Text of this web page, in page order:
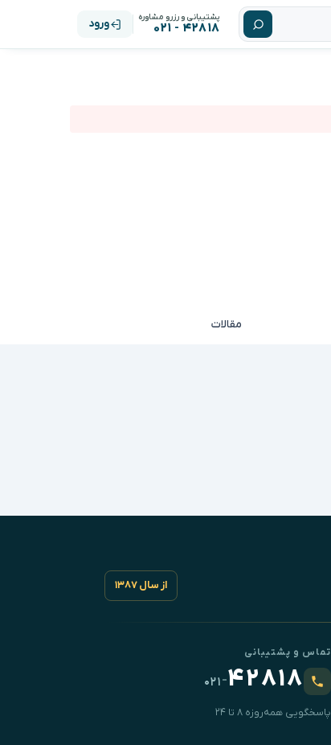
پشتیبانی و رزرو مشاوره
۴۲۸۱۸ - ۰۲۱ ورود
مقالات
از سال ۱۳۸۷
تماس و پشتیبانی
۴۲۸۱۸-۰۲۱
پاسخگویی همه‌روزه ۸ تا ۲۴